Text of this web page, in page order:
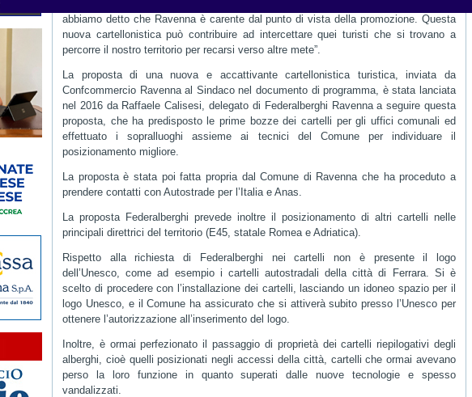
abbiamo detto che Ravenna è carente dal punto di vista della promozione. Questa
nuova cartellonistica può contribuire ad intercettare quei turisti che si trovano a
percorre il nostro territorio per recarsi verso altre mete”.
La proposta di una nuova e accattivante cartellonistica turistica, inviata da
Confcommercio Ravenna al Sindaco nel documento di programma, è stata lanciata
nel 2016 da Raffaele Calisesi, delegato di Federalberghi Ravenna a seguire questa
proposta, che ha predisposto le prime bozze dei cartelli per gli uffici comunali ed
effettuato i sopralluoghi assieme ai tecnici del Comune per individuare il
posizionamento migliore.
La proposta è stata poi fatta propria dal Comune di Ravenna che ha proceduto a
prendere contatti con Autostrade per l’Italia e Anas.
La proposta Federalberghi prevede inoltre il posizionamento di altri cartelli nelle
principali direttrici del territorio (E45, statale Romea e Adriatica).
Rispetto alla richiesta di Federalberghi nei cartelli non è presente il logo
dell’Unesco, come ad esempio i cartelli autostradali della città di Ferrara. Si è
scelto di procedere con l’installazione dei cartelli, lasciando un idoneo spazio per il
logo Unesco, e il Comune ha assicurato che si attiverà subito presso l’Unesco per
ottenere l’autorizzazione all’inserimento del logo.
Inoltre, è ormai perfezionato il passaggio di proprietà dei cartelli riepilogativi degli
alberghi, cioè quelli posizionati negli accessi della città, cartelli che ormai avevano
perso la loro funzione in quanto superati dalle nuove tecnologie e spesso
vandalizzati.